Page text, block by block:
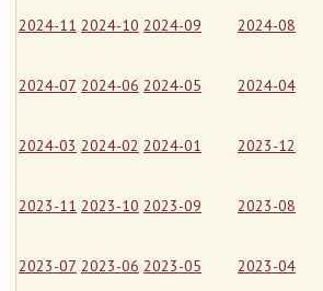
2024-11 2024-10 2024-09 2024-08
2024-07 2024-06 2024-05 2024-04
2024-03 2024-02 2024-01 2023-12
2023-11 2023-10 2023-09 2023-08
2023-07 2023-06 2023-05 2023-04